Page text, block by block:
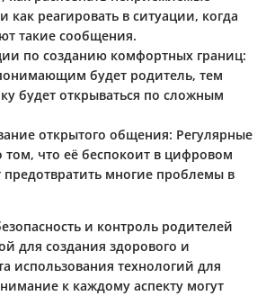
как реагировать в ситуации, когда
такие сообщения.
по созданию комфортных границ:
будет родитель, тем
будет открываться по сложным
открытого общения: Регулярные
том, что её беспокоит в цифровом
предотвратить многие проблемы в
и контроль родителей
для создания здорового и
использования технологий для
к каждому аспекту могут